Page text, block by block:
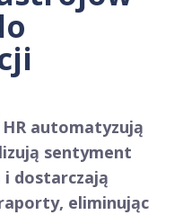
automatyzują
sentyment
dostarczają
eliminując